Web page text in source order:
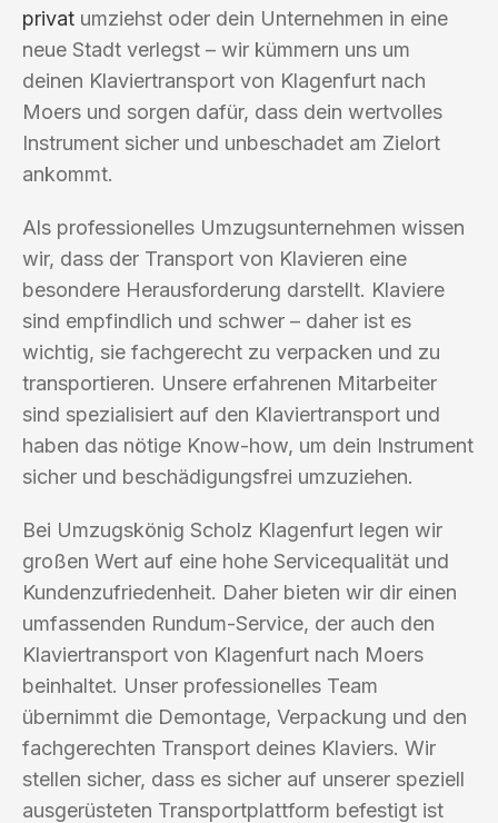
privat umziehst oder dein Unternehmen in eine
neue Stadt verlegst – wir kümmern uns um
deinen Klaviertransport von Klagenfurt nach
Moers und sorgen dafür, dass dein wertvolles
Instrument sicher und unbeschadet am Zielort
ankommt.
Als professionelles Umzugsunternehmen wissen
wir, dass der Transport von Klavieren eine
besondere Herausforderung darstellt. Klaviere
sind empfindlich und schwer – daher ist es
wichtig, sie fachgerecht zu verpacken und zu
transportieren. Unsere erfahrenen Mitarbeiter
sind spezialisiert auf den Klaviertransport und
haben das nötige Know-how, um dein Instrument
sicher und beschädigungsfrei umzuziehen.
Bei Umzugskönig Scholz Klagenfurt legen wir
großen Wert auf eine hohe Servicequalität und
Kundenzufriedenheit. Daher bieten wir dir einen
umfassenden Rundum-Service, der auch den
Klaviertransport von Klagenfurt nach Moers
beinhaltet. Unser professionelles Team
übernimmt die Demontage, Verpackung und den
fachgerechten Transport deines Klaviers. Wir
stellen sicher, dass es sicher auf unserer speziell
ausgerüsteten Transportplattform befestigt ist